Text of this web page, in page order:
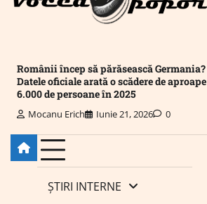
Românii încep să părăsească Germania?
Datele oficiale arată o scădere de aproape
6.000 de persoane în 2025
Mocanu Erich Iunie 21, 2026 0
ȘTIRI INTERNE